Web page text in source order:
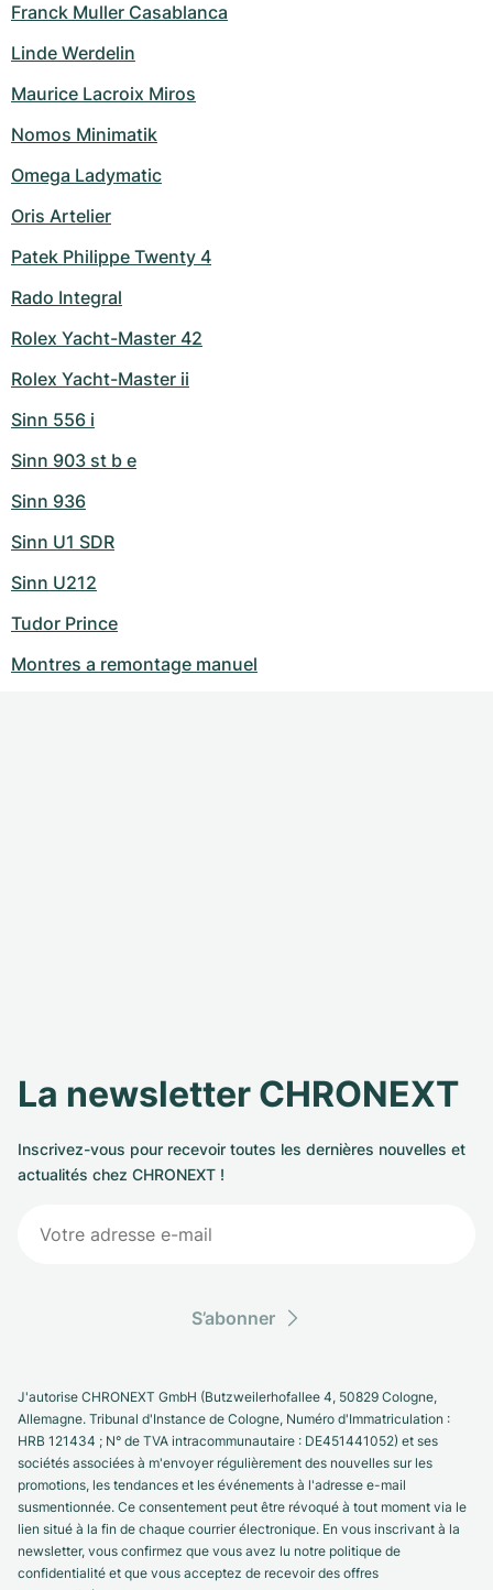
Franck Muller Casablanca
Linde Werdelin
Maurice Lacroix Miros
Nomos Minimatik
Omega Ladymatic
Oris Artelier
Patek Philippe Twenty 4
Rado Integral
Rolex Yacht-Master 42
Rolex Yacht-Master ii
Sinn 556 i
Sinn 903 st b e
Sinn 936
Sinn U1 SDR
Sinn U212
Tudor Prince
Montres a remontage manuel
La newsletter CHRONEXT
Inscrivez-vous pour recevoir toutes les dernières nouvelles et
actualités chez CHRONEXT !
S’abonner
J'autorise CHRONEXT GmbH (Butzweilerhofallee 4, 50829 Cologne,
Allemagne. Tribunal d'Instance de Cologne, Numéro d'Immatriculation :
HRB 121434 ; N° de TVA intracommunautaire : DE451441052) et ses
sociétés associées à m'envoyer régulièrement des nouvelles sur les
promotions, les tendances et les événements à l'adresse e-mail
susmentionnée. Ce consentement peut être révoqué à tout moment via le
lien situé à la fin de chaque courrier électronique. En vous inscrivant à la
newsletter, vous confirmez que vous avez lu notre politique de
confidentialité et que vous acceptez de recevoir des offres